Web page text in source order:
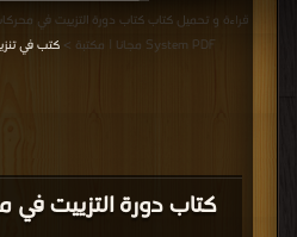
كتاب دورة التزييت في
System PDF مجانا | مكتبة >
كتب في